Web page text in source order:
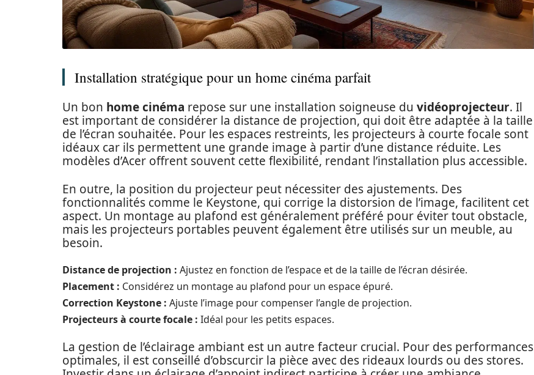
Installation stratégique pour un home cinéma parfait
Un bon home cinéma repose sur une installation soigneuse du vidéoprojecteur. Il
est important de considérer la distance de projection, qui doit être adaptée à la taille
de l’écran souhaitée. Pour les espaces restreints, les projecteurs à courte focale sont
idéaux car ils permettent une grande image à partir d’une distance réduite. Les
modèles d’Acer offrent souvent cette flexibilité, rendant l’installation plus accessible.
En outre, la position du projecteur peut nécessiter des ajustements. Des
fonctionnalités comme le Keystone, qui corrige la distorsion de l’image, facilitent cet
aspect. Un montage au plafond est généralement préféré pour éviter tout obstacle,
mais les projecteurs portables peuvent également être utilisés sur un meuble, au
besoin.
Distance de projection : Ajustez en fonction de l’espace et de la taille de l’écran désirée.
Placement : Considérez un montage au plafond pour un espace épuré.
Correction Keystone : Ajuste l’image pour compenser l’angle de projection.
Projecteurs à courte focale : Idéal pour les petits espaces.
La gestion de l’éclairage ambiant est un autre facteur crucial. Pour des performances
optimales, il est conseillé d’obscurcir la pièce avec des rideaux lourds ou des stores.